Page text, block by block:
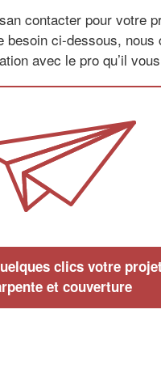
contacter pour votre
besoin ci-dessous, nous
avec le pro qu’il
clics votre
et couverture